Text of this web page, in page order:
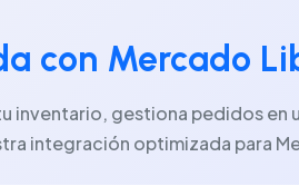
con Mercado
inventario, gestiona pedidos en
integración optimizada para